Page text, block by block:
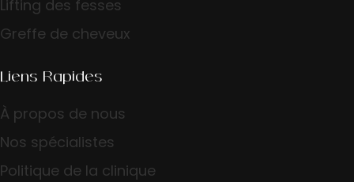
Lifting des fesses
Greffe de cheveux
Liens Rapides
À propos de nous
Nos spécialistes
Politique de la clinique